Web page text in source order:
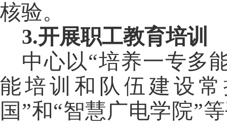
核验。
3.开展职工教育培训
中心以“培养一专多
能培训和队伍建设
国”和“智慧广电学院”